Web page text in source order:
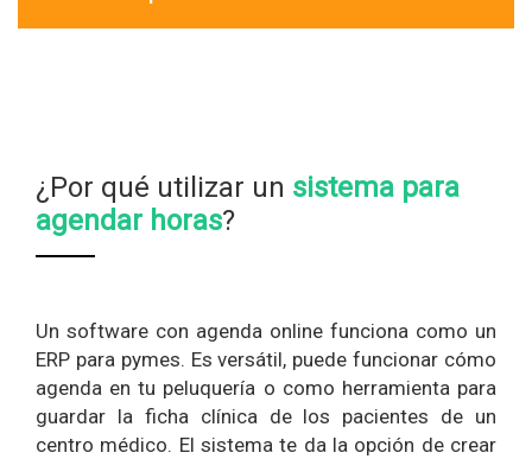
¿Por qué utilizar un sistema para
agendar horas?
Un software con agenda online funciona como un
ERP para pymes. Es versátil, puede funcionar cómo
agenda en tu peluquería o como herramienta para
guardar la ficha clínica de los pacientes de un
centro médico. El sistema te da la opción de crear